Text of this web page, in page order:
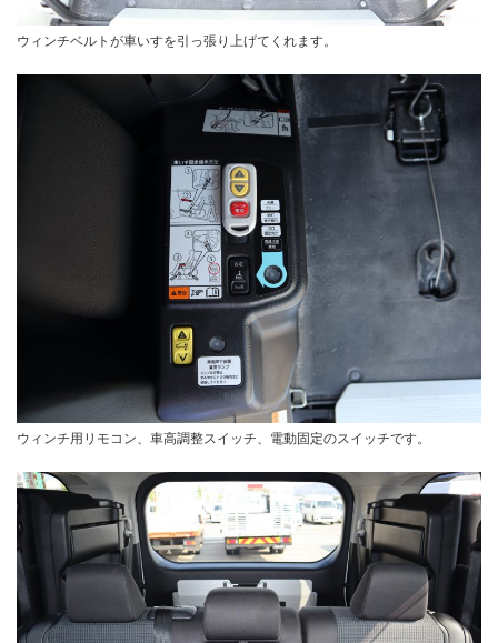
ウィンチベルトが車いすを引っ張り上げてくれます。
ウィンチ用リモコン、車高調整スイッチ、電動固定のスイッチです。